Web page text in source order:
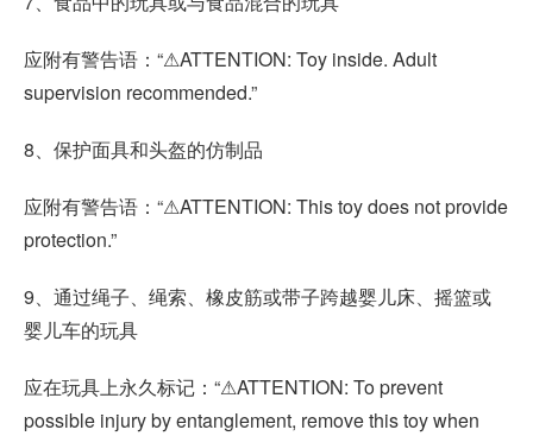
应附有警告语：“⚠ATTENTION: Toy inside. Adult
supervision recommended.”
8、保护面具和头盔的仿制品
应附有警告语：“⚠ATTENTION: This toy does not provide
protection.”
9、通过绳子、绳索、橡皮筋或带子跨越婴儿床、摇篮或
婴儿车的玩具
应在玩具上永久标记：“⚠ATTENTION: To prevent
possible injury by entanglement, remove this toy when